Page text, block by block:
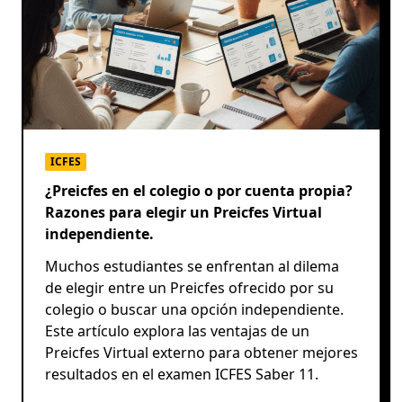
ICFES
¿Preicfes en el colegio o por cuenta propia?
Razones para elegir un Preicfes Virtual
independiente.
Muchos estudiantes se enfrentan al dilema
de elegir entre un Preicfes ofrecido por su
colegio o buscar una opción independiente.
Este artículo explora las ventajas de un
Preicfes Virtual externo para obtener mejores
resultados en el examen ICFES Saber 11.